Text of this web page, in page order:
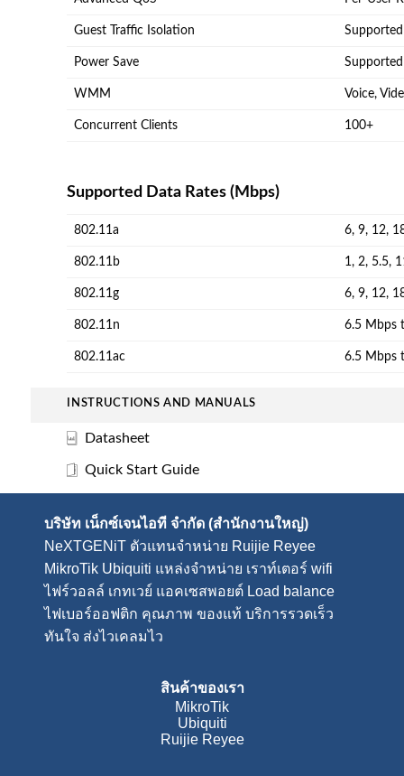
Guest Traffic Isolation Supported
Power Save Supported
WMM Voice,
Concurrent Clients 100+
Supported Data Rates (Mbps)
802.11a 6, 9, 12,
802.11b 1, 2, 5.5,
802.11g 6, 9, 12,
802.11n 6.5 Mbps
802.11ac 6.5 Mbps
INSTRUCTIONS AND MANUALS
Datasheet
Quick Start Guide
บริษัท เน็กซ์เจนไอที จำกัด (สำนักงานใหญ่)
NeXTGENiT ตัวแทนจำหน่าย Ruijie Reyee
MikroTik Ubiquiti แหล่งจำหน่าย เราท์เตอร์ wifi
ไฟร์วอลล์ เกทเวย์ แอคเซสพอยต์ Load balance
ไฟเบอร์ออฟติก คุณภาพ ของแท้ บริการรวดเร็ว
ทันใจ ส่งไวเคลมไว
สินค้าของเรา
MikroTik
Ubiquiti
Ruijie Reyee